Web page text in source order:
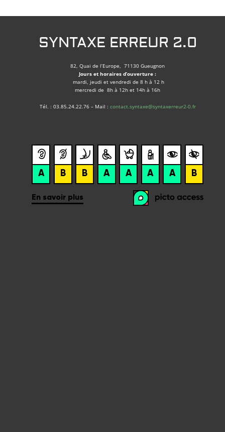
SYNTAXE ERREUR 2.0
82, Quai de l’Europe, 71130 Gueugnon
Jours et horaires d’ouverture :
mardi, jeudi et vendredi de 8 h à 12 h
mercredi de 8h à 12h et 14h à 16h
Tél. : 03.85.24.22.76 – Mail : contact.syntaxe@syntaxerreur2-0.fr